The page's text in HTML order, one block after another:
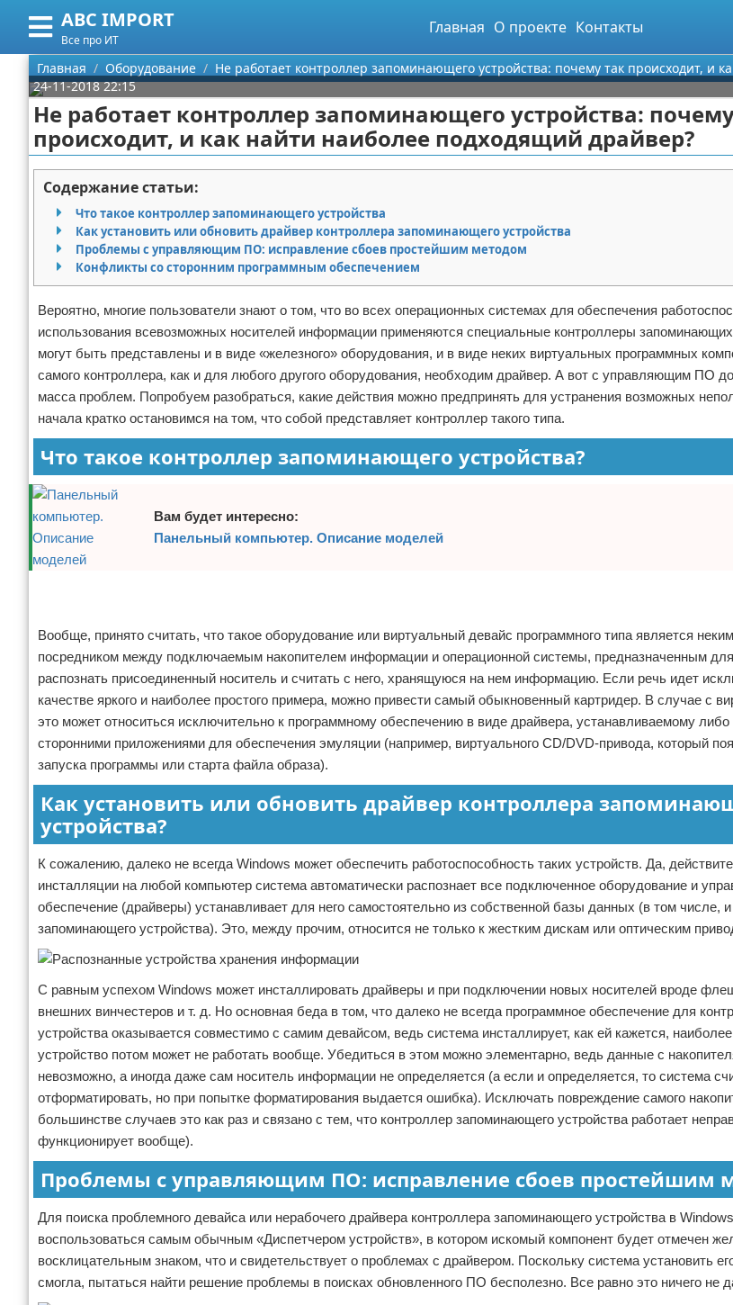
ABC IMPORT
Все про ИТ
Главная О проекте Контакты
Меню
Главная
Категории
Программирование
Оборудование
Ноутбуки
Сотовые телефоны
Электроника
Современные устройства
GPS
Программное обеспечение
Для автомобиля
Поиск
О проекте
Контакты
Сотрудничество
Размещение рекламы
Для правообладателей
Условия предоставления информации
Отказ от ответственности
Главная Оборудование
Не работает контроллер запоминающего устройства: почему так происходит, и
24-11-2018 22:15
Не работает контроллер запоминающего устройства:
происходит, и как найти наиболее подходящий драйвер?
Содержание статьи:
Что такое контроллер запоминающего устройства
Как установить или обновить драйвер контроллера запоминающего устройства
Проблемы с управляющим ПО: исправление сбоев простейшим методом
Конфликты со сторонним программным обеспечением
Вероятно, многие пользователи знают о том, что во всех операционных системах для обеспечения
использования всевозможных носителей информации применяются специальные контроллеры
могут быть представлены и в виде «железного» оборудования, и в виде неких виртуальных программных
самого контроллера, как и для любого другого оборудования, необходим драйвер. А вот с управляющим ПО
масса проблем. Попробуем разобраться, какие действия можно предпринять для устранения возможных
начала кратко остановимся на том, что собой представляет контроллер такого типа.
Что такое контроллер запоминающего устройства?
Вам будет интересно:
Панельный компьютер. Описание моделей
Вообще, принято считать, что такое оборудование или виртуальный девайс программного типа является
посредником между подключаемым накопителем информации и операционной системы, предназначенным
распознать присоединенный носитель и считать с него, хранящуюся на нем информацию. Если речь идет
качестве яркого и наиболее простого примера, можно привести самый обыкновенный картридер. В случае с
это может относиться исключительно к программному обеспечению в виде драйвера, устанавливаемому
сторонними приложениями для обеспечения эмуляции (например, виртуального CD/DVD-привода, который
запуска программы или старта файла образа).
Как установить или обновить драйвер контроллера
устройства?
К сожалению, далеко не всегда Windows может обеспечить работоспособность таких устройств. Да,
инсталляции на любой компьютер система автоматически распознает все подключенное оборудование и
обеспечение (драйверы) устанавливает для него самостоятельно из собственной базы данных (в том числе,
запоминающего устройства). Это, между прочим, относится не только к жестким дискам или оптическим
С равным успехом Windows может инсталлировать драйверы и при подключении новых носителей вроде
внешних винчестеров и т. д. Но основная беда в том, что далеко не всегда программное обеспечение для
устройства оказывается совместимо с самим девайсом, ведь система инсталлирует, как ей кажется,
устройство потом может не работать вообще. Убедиться в этом можно элементарно, ведь данные с
невозможно, а иногда даже сам носитель информации не определяется (а если и определяется, то система
отформатировать, но при попытке форматирования выдается ошибка). Исключать повреждение самого
большинстве случаев это как раз и связано с тем, что контроллер запоминающего устройства работает
функционирует вообще).
Проблемы с управляющим ПО: исправление сбоев простейшим
Для поиска проблемного девайса или нерабочего драйвера контроллера запоминающего устройства в
воспользоваться самым обычным «Диспетчером устройств», в котором искомый компонент будет отмечен
восклицательным знаком, что и свидетельствует о проблемах с драйвером. Поскольку система установить
смогла, пытаться найти решение проблемы в поисках обновленного ПО бесполезно. Все равно это ничего не